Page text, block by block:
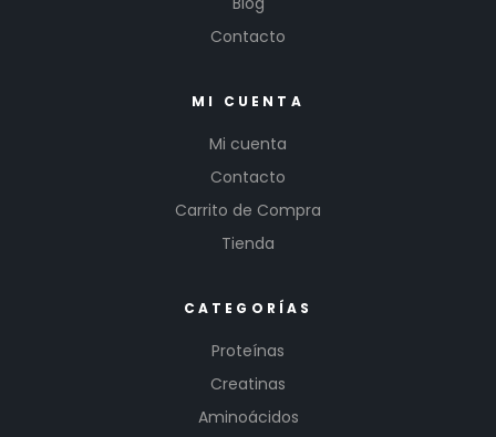
Contacto
MI CUENTA
Mi cuenta
Contacto
Carrito de Compra
Tienda
CATEGORÍAS
Proteínas
Creatinas
Aminoácidos